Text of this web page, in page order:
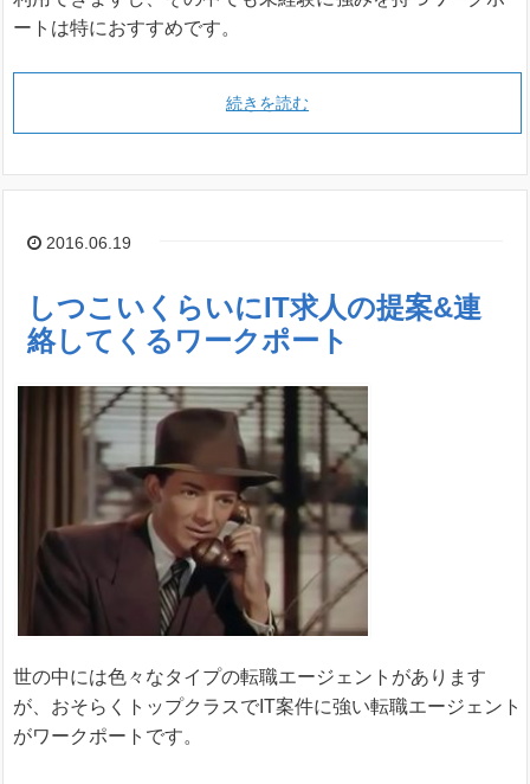
ートは特におすすめです。
続きを読む
2016.06.19
しつこいくらいにIT求人の提案&連
絡してくるワークポート
世の中には色々なタイプの転職エージェントがあります
が、おそらくトップクラスでIT案件に強い転職エージェント
がワークポートです。